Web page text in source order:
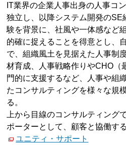
IT業界の企業人事出身の人事コ
独立し、以降システム開発のSE
験を背景に、社風や一体感など
的確に捉えることを得意とし、
で、組織風土を見据えた人事制
材育成、人事戦略作りやCHO（
門的に支援するなど、人事や組
たコンサルティングを様々な規
る。
上から目線のコンサルティング
ポーターとして、顧客と協働す
ユニティ・サポート